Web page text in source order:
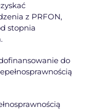
z PRFON,
stopnia
do